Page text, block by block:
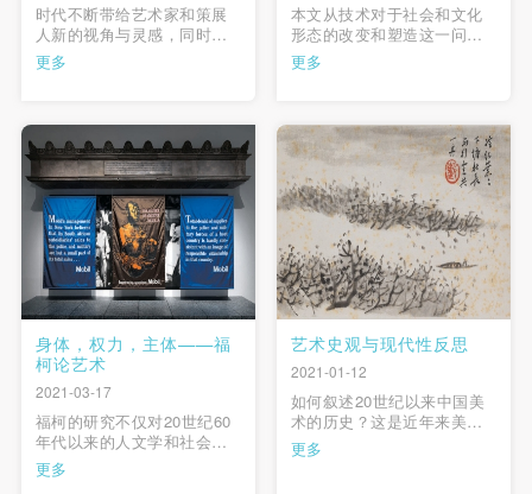
时代不断带给艺术家和策展
人新的视角与灵感，同时也
抛出新的难题。美术馆在打
破传统，解决数字时代赋予
字化文献、数字化藏品一系
列任务之后，又进入了新一
轮的转向。“再物质
化”（Rematerialization …
更多
本文从技术对于社会和文化
形态的改变和塑造这一问题
入手，探讨了当代新媒体艺
术的表征及相关问题。本文
论，清理了新技术对于社会
文化形态可能带来的塑造问
题；在此基础上，本文第二
部分探讨了计算机时代新媒
体艺术发展的 …
更多
身体，权力，主体——福
柯论艺术
2021-03-17
福柯的研究不仅对20世纪60
年代以来的人文学和社会科
学贡献巨大，而且在艺术上
也产生了深刻影响。他最著
更多
艺术史观与现代性反思
2021-01-12
如何叙述20世纪以来中国美
术的历史？这是近年来美术
史学界关注的问题之一。本
文探究了在这个问题的背
更多